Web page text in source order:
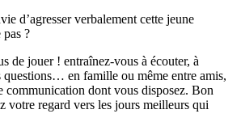
d’agresser verbalement cette jeune
pas ?
de jouer ! entraînez-vous à écouter, à
questions… en famille ou même entre amis,
communication dont vous disposez. Bon
votre regard vers les jours meilleurs qui